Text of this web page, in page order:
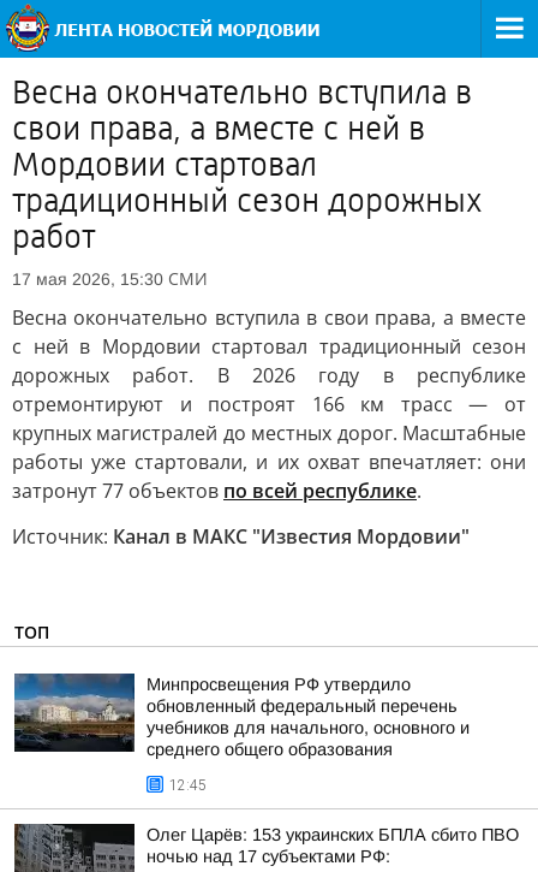
Весна окончательно вступила в
свои права, а вместе с ней в
Мордовии стартовал
традиционный сезон дорожных
работ
17 мая 2026, 15:30 СМИ
Весна окончательно вступила в свои права, а вместе
с ней в Мордовии стартовал традиционный сезон
дорожных работ. В 2026 году в республике
отремонтируют и построят 166 км трасс — от
крупных магистралей до местных дорог. Масштабные
работы уже стартовали, и их охват впечатляет: они
затронут 77 объектов по всей республике.
Источник: Канал в МАКС "Известия Мордовии"
ТОП
Минпросвещения РФ утвердило
обновленный федеральный перечень
учебников для начального, основного и
среднего общего образования
12:45
Олег Царёв: 153 украинских БПЛА сбито ПВО
ночью над 17 субъектами РФ: